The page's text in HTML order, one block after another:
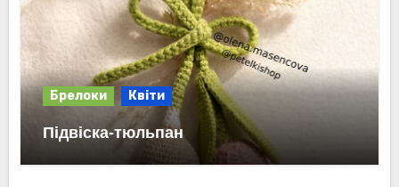
Брелоки Квіти
Підвіска-тюльпан